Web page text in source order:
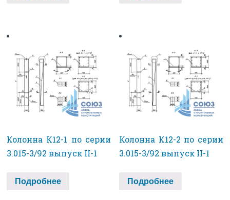
Колонна К12-1 по серии
3.015-3/92 выпуск II-1
Подробнее
Колонна К12-2 по серии
3.015-3/92 выпуск II-1
Подробнее